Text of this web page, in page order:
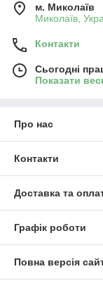
м. Миколаїв
Миколаїв,
Контакти
Сьогодні
Показати
Про нас
Контакти
Доставка та
Графік роботи
Повна версія